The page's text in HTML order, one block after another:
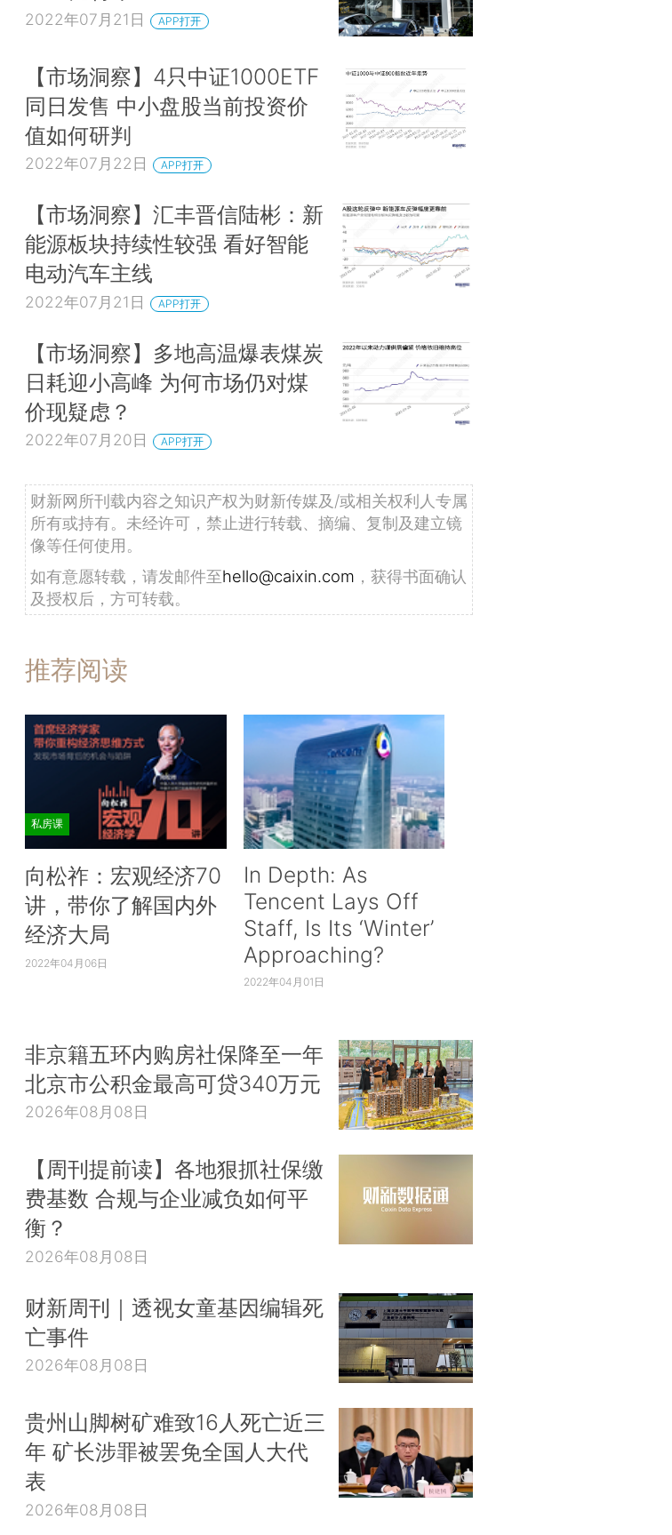
2022年07月21日 APP打开
【市场洞察】4只中证1000ETF
同日发售 中小盘股当前投资价
值如何研判
2022年07月22日 APP打开
【市场洞察】汇丰晋信陆彬：新
能源板块持续性较强 看好智能
电动汽车主线
2022年07月21日 APP打开
【市场洞察】多地高温爆表煤炭
日耗迎小高峰 为何市场仍对煤
价现疑虑？
2022年07月20日 APP打开
财新网所刊载内容之知识产权为财新传媒及/或相关权利人专属
所有或持有。未经许可，禁止进行转载、摘编、复制及建立镜
像等任何使用。
如有意愿转载，请发邮件至hello@caixin.com ，获得书面确认
及授权后，方可转载。
推荐阅读
私房课
向松祚：宏观经济70
讲，带你了解国内外
经济大局
2022年04月06日
In Depth: As
Tencent Lays Off
Staff, Is Its ‘Winter’
Approaching?
2022年04月01日
非京籍五环内购房社保降至一年
北京市公积金最高可贷340万元
2026年08月08日
【周刊提前读】各地狠抓社保缴
费基数 合规与企业减负如何平
衡？
2026年08月08日
财新周刊｜透视女童基因编辑死
亡事件
2026年08月08日
贵州山脚树矿难致16人死亡近三
年 矿长涉罪被罢免全国人大代
表
2026年08月08日